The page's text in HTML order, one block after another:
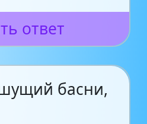
ответ
басни,